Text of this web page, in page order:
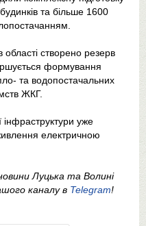
та більше 1600
області створено резерв
формування
та водопостачальних
ЖКГ.
інфраструктури уже
електричною
Луцька та Волині
каналу в Telegram!